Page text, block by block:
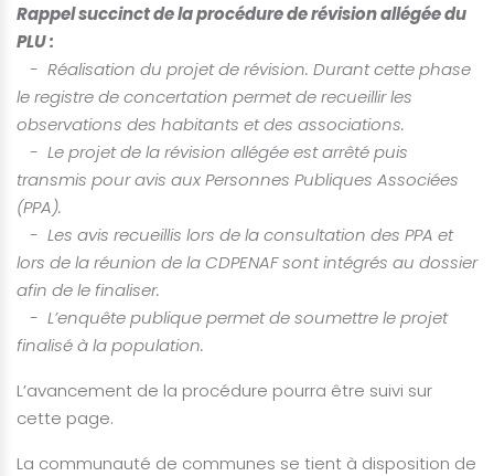
Rappel succinct de la procédure de révision allégée du
PLU :
- Réalisation du projet de révision. Durant cette phase
le registre de concertation permet de recueillir les
observations des habitants et des associations.
- Le projet de la révision allégée est arrêté puis
transmis pour avis aux Personnes Publiques Associées
(PPA).
- Les avis recueillis lors de la consultation des PPA et
lors de la réunion de la CDPENAF sont intégrés au dossier
afin de le finaliser.
- L’enquête publique permet de soumettre le projet
finalisé à la population.
L’avancement de la procédure pourra être suivi sur
cette page.
La communauté de communes se tient à disposition de